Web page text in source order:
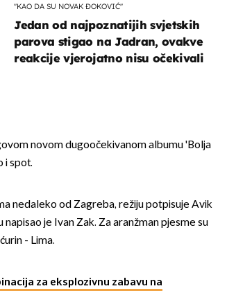
"KAO DA SU NOVAK ĐOKOVIĆ"
Jedan od najpoznatijih svjetskih
parova stigao na Jadran, ovakve
reakcije vjerojatno nisu očekivali
novom dugoočekivanom albumu 'Bolja
i spot.
nedaleko od Zagreba, režiju potpisuje Avik
napisao je Ivan Zak. Za aranžman pjesme su
- Lima.
za eksplozivnu zabavu na